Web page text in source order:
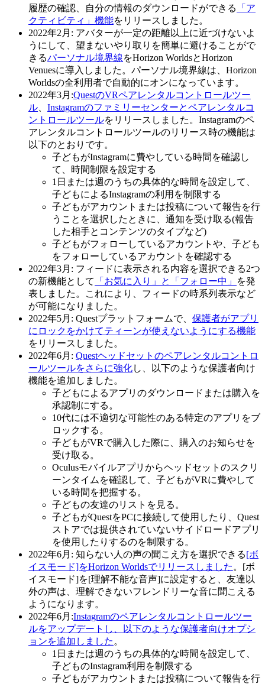
履歴の確認、自分の情報のダウンロードができる
「ア
クティビティ」機能をリリースしました。
2022年2月: アバターが一定の距離以上に近づけないよ
うにして、望まないやり取りを簡単に避けることがで
きるパーソナル境界線をHorizon WorldsとHorizon
Venuesに導入しました。パーソナル境界線は、Horizon
Worldsの全利用者で自動的にオンになっています。
2022年3月:QuestのVRペアレンタルコントロールツー
ル
Instagramのファミリーセンターとペアレンタルコ
ントロールツールをリリースしました。Instagramのペ
アレンタルコントロールツールのリリース時の機能は
以下のとおりです。
子どもがInstagramに費やしている時間を確認し
て、時間制限を設定する
1日または週のうちの具体的な時間を設定して、
子どもによるInstagramの利用を制限する
子どもがアカウントまたは投稿について報告を行
うことを選択したときに、通知を受け取る(報告
した相手とコンテンツのタイプなど)
子どもがフォローしているアカウントや、子ども
をフォローしているアカウントを確認する
2022年3月: フィードに表示される内容を選択できる2つ
の新機能として
「お気に入り」と「フォロー中」
を発
表しました。これにより、フィードの時系列表示など
が可能になりました。
2022年5月: Questプラットフォームで、 保護者がアプリ
にロックをかけてティーンが使えないようにする機能
をリリースしました。
2022年6月 : Questヘッドセットのペアレンタルコントロ
ールツールをさらに強化し、以下のような保護者向け
機能を追加しました。
子どもによるアプリのダウンロードまたは購入を
承認制にする。
10代には不適切な可能性のある特定のアプリをブ
ロックする。
子どもがVRで購入した際に、購入のお知らせを
受け取る。
Oculusモバイルアプリからヘッドセットのスクリ
ーンタイムを確認して、子どもがVRに費やして
いる時間を把握する。
子どもの友達のリストを見る。
子どもがQuestをPCに接続して使用したり、Quest
ストアでは提供されていないサイドロードアプリ
を使用したりするのを制限する。
2022年6月: 知らない人の声の聞こえ方を選択できる[ボ
イスモード]をHorizon Worldsでリリースしました 。[ボ
イスモード]を[理解不能な音声]に設定すると、友達以
外の声は、理解できないフレンドリーな音に聞こえる
ようになります。
2022年6月:Instagramのペアレンタルコントロールツー
ルをアップデートし、以下のような保護者向けオプシ
ョンを追加しました 。
1日または週のうちの具体的な時間を設定して、
子どものInstagram利用を制限する
子どもがアカウントまたは投稿について報告を行